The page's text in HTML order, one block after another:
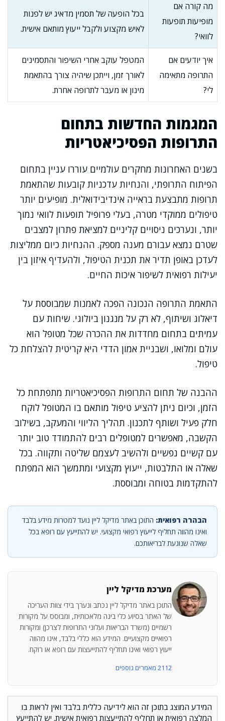
מה קורה אם
מופיעות תופעות
לוואי?
בכל הופעה של תסמין מדאיג יש לפנות
לאיש מקצוע ולקבל ייעוץ מותאם אישית.
איך יודעים אם
התרופה מתאימה
לי?
המטפל עוקב אחרי השיפור והתסמינים
לאורך זמן, וייתכן שיהיה צורך בהתאמת
מינון או מעבר לתרופה אחרת.
המגמות החדשות בתחום
התרופות הפסיכיאטריות
בשנים האחרונות מחקרים עולמיים עוררו עניין בתחום
הפיתוח התרופתי, והנחיות עדכניות קובעות שהתאמת
תרופות מתבצעת בראייה אינדיבידואלית. מופיעים יותר
טיפולים ממוקדי מטרה, בעלי פרופיל תופעות לוואי נמוך
יותר, ונערכים ניסויים קליניים למציאת פתרון למצבים
שטרם נמצא עבורם מענה מספק. ההנחיות כיום ממליצות
לעדכן באופן תדיר את תכנית הטיפול, ולהעדיף איזון בין
יעילות רפואית לשיפור איכות החיים.
התאמת התרופה הנכונה הפכה לאמנות שמבוססת על
דיאלוג ושיתוף, לא רק על מנגנון ביולוגי. שיחות עם
עמיתים בתחום מחדדות את ההכרה שכל מטופל הוא
עולם ומלואו, ושבניית אמון הדדי היא קריטית להצלחת כל
טיפול.
ההבנה של תחום התרופות הפסיכיאטריות מתפתחת כל
הזמן, וכיום ניתן להציע טיפול מותאם בו המטופל לוקח
חלק פעיל ושותף לתכנון. תהליך הליווי והמעקב, בשילוב
הקשבה, מאפשרים למטופלים רבים להתמודד טוב יותר
עם קשיים נפשיים ולהשיב לעצמם שליטה ותקווה. בכל
שאלה או התלבטות, ייעוץ מקצועי ומתמשך הוא המפתח
להתקדמות בטוחה ומבוססת.
הבהרה רפואית: התוכן באתר מדיקל ליין נועד למטרות מידע בלבד
ואינו מהווה תחליף לייעוץ רפואי מקצועי. יש להתייעץ עם רופא בכל
שאלה שנוגעת לבריאותכם.
מערכת מדיקל ליין
התוכן באתר מדיקל ליין נכתב ונערך בידי צוות העריכה
של האתר בסיוע כלי בינה מלאכותית, ומבוסס על מקורות
רשמיים (משרד הבריאות ועלוני התרופות לצרכן) ומקורות
רפואיים מקצועיים. המידע הוא כללי בלבד, אינו מהווה
ייעוץ רפואי ואינו תחליף להתייעצות עם רופא או רוקח.
2112 מאמרים נוספים
המידע המוצג בתוכן זה הוא לידיעה כללית בלבד ואין לראות בו
המלצה רפואית או תחליף להתייעצות רפואית אישית. יש להתייעץ